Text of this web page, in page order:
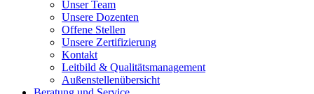
Unser Team
Unsere Dozenten
Offene Stellen
Unsere Zertifizierung
Kontakt
Leitbild & Qualitätsmanagement
Außenstellenübersicht